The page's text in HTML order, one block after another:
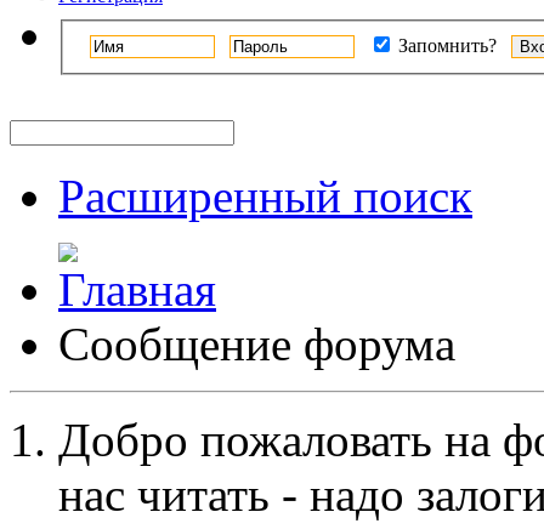
Запомнить?
Расширенный поиск
Сообщение форума
Добро пожаловать на
нас читать - надо